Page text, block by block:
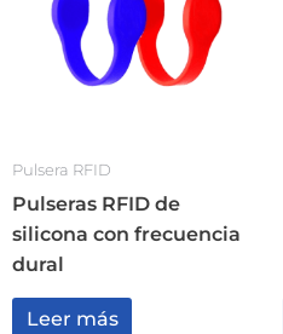
Pulsera RFID
Pulseras RFID de
silicona con frecuencia
dural
Leer más